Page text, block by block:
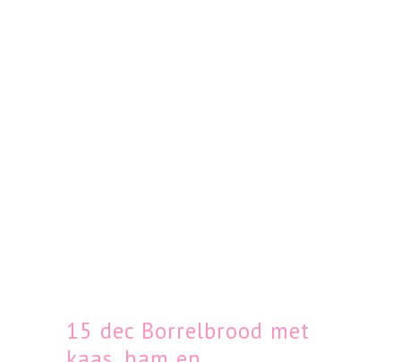
15 dec Borrelbrood met